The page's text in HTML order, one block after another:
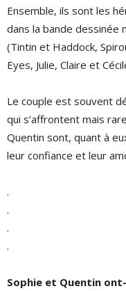
Ensemble, ils sont les
dans la bande dessinée
(Tintin et Haddock,
Eyes, Julie, Claire et
Le couple est souvent
qui s’affrontent mais
Quentin sont, quant à
leur confiance et leur
.
.
.
.
Sophie et Quentin